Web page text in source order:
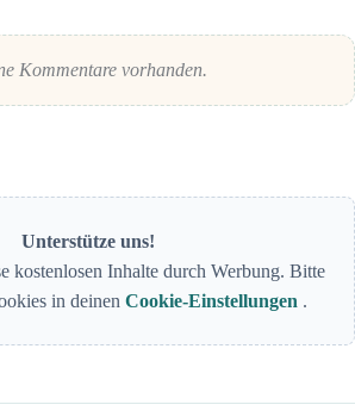
Kommentare vorhanden.
Unterstütze uns!
kostenlosen Inhalte durch Werbung. Bitte
in deinen Cookie-Einstellungen .